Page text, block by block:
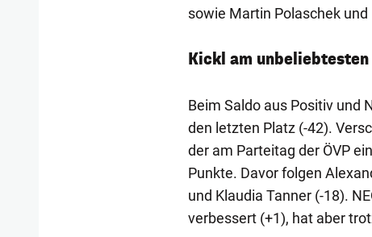
sowie Martin Polaschek
Kickl am unbeliebtesten
Beim Saldo aus Positiv und
den letzten Platz (-42).
der am Parteitag der ÖVP
Punkte. Davor folgen
und Klaudia Tanner (-18).
verbessert (+1), hat aber